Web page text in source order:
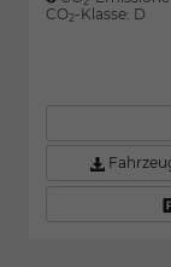
CO2-Klasse: D